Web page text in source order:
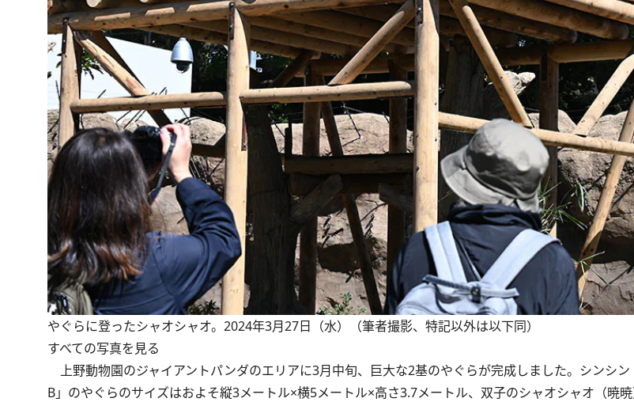
やぐらに登ったシャオシャオ。2024年3月27日（水）（筆者撮影、特記以外は以下同）
すべての写真を見る
上野動物園のジャイアントパンダのエリアに3月中旬、巨大な2基のやぐらが完成しました。シンシ
B」のやぐらのサイズはおよそ縦3メートル×横5メートル×高さ3.7メートル、双子のシャオシャオ（暁